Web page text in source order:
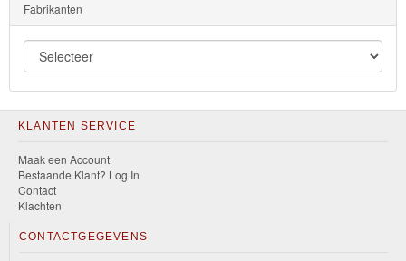
Fabrikanten
KLANTEN SERVICE
Maak een Account
Bestaande Klant? Log In
Contact
Klachten
CONTACTGEGEVENS